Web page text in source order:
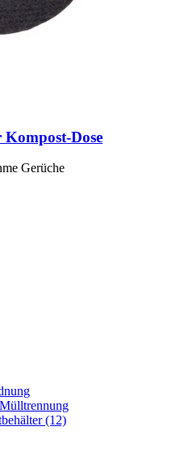
​Dose
Gerüche
(12)